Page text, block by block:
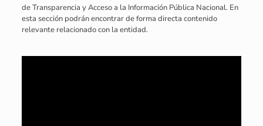
de Transparencia y Acceso a la Información Pública Nacional​. En
esta sección podrán encontrar de forma directa contenido
relevante relacionado con la entidad.